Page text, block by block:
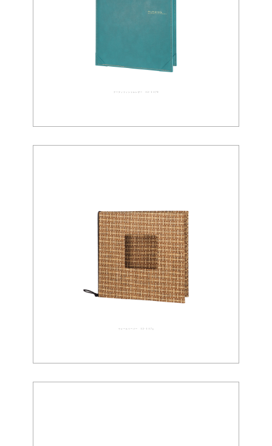
アーティフィシャルレザー 02-0076
ウォールペーパー 02-0075